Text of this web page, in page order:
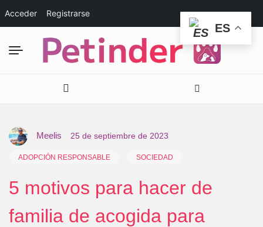
Acceder Registrarse
Meelis 25 de septiembre de 2023
ADOPCIÓN RESPONSABLE SOCIEDAD
5 motivos para hacer de
familia de acogida para
ES